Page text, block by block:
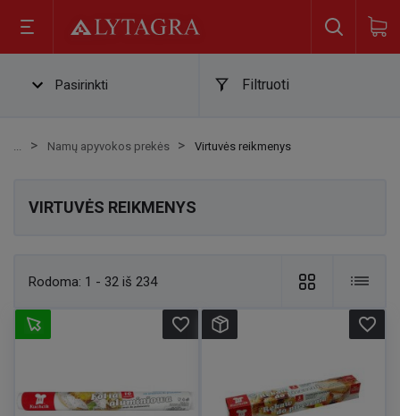
Pasirinkti Filtruoti
Namų apyvokos prekės Virtuvės reikmenys
VIRTUVĖS REIKMENYS
Rodoma: 1 - 32 iš 234
favorite_border favorite_border